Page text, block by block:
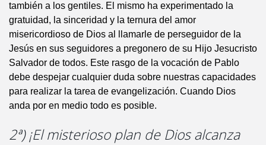
también a los gentiles. El mismo ha experimentado la
gratuidad, la sinceridad y la ternura del amor
misericordioso de Dios al llamarle de perseguidor de la
Jesús en sus seguidores a pregonero de su Hijo Jesucristo
Salvador de todos. Este rasgo de la vocación de Pablo
debe despejar cualquier duda sobre nuestras capacidades
para realizar la tarea de evangelización. Cuando Dios
anda por en medio todo es posible.
2ª) ¡El misterioso plan de Dios alcanza